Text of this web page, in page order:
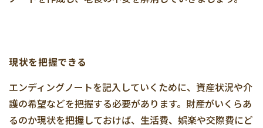
現状を把握できる
エンディングノートを記入していくために、資産状況や介
護の希望などを把握する必要があります。財産がいくらあ
るのか現状を把握しておけば、生活費、娯楽や交際費にど